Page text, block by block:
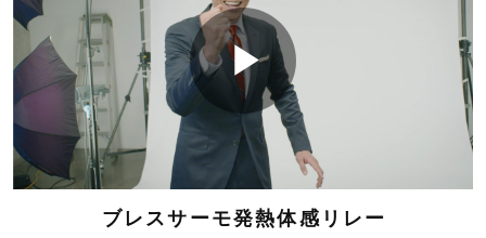
e
o
P
l
ブレスサーモ発熱体感リレー